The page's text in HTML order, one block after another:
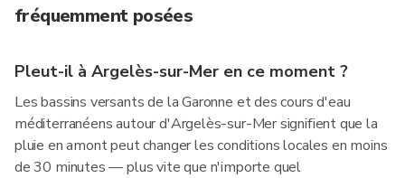
fréquemment posées
Pleut-il à Argelès-sur-Mer en ce moment ?
Les bassins versants de la Garonne et des cours d'eau
méditerranéens autour d'Argelès-sur-Mer signifient que la
pluie en amont peut changer les conditions locales en moins
de 30 minutes — plus vite que n'importe quel